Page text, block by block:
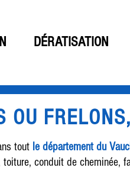
DÉRATISATION
OU
tout le département du
conduit de cheminée,